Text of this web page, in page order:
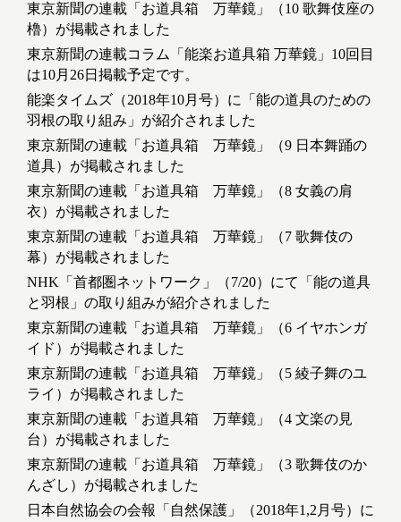
東京新聞の連載「お道具箱 万華鏡」（10 歌舞伎座の
櫓）が掲載されました
東京新聞の連載コラム「能楽お道具箱 万華鏡」10回目
は10月26日掲載予定です。
能楽タイムズ（2018年10月号）に「能の道具のための
羽根の取り組み」が紹介されました
東京新聞の連載「お道具箱 万華鏡」（9 日本舞踊の
道具）が掲載されました
東京新聞の連載「お道具箱 万華鏡」（8 女義の肩
衣）が掲載されました
東京新聞の連載「お道具箱 万華鏡」（7 歌舞伎の
幕）が掲載されました
NHK「首都圏ネットワーク」（7/20）にて「能の道具
と羽根」の取り組みが紹介されました
東京新聞の連載「お道具箱 万華鏡」（6 イヤホンガ
イド）が掲載されました
東京新聞の連載「お道具箱 万華鏡」（5 綾子舞のユ
ライ）が掲載されました
東京新聞の連載「お道具箱 万華鏡」（4 文楽の見
台）が掲載されました
東京新聞の連載「お道具箱 万華鏡」（3 歌舞伎のか
んざし）が掲載されました
日本自然協会の会報「自然保護」（2018年1,2月号）に